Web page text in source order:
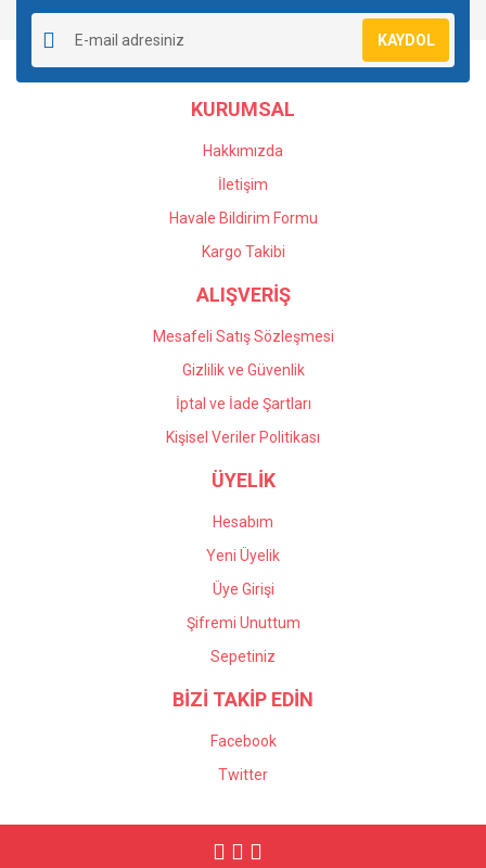
KAYDOL
KURUMSAL
Hakkımızda
İletişim
Havale Bildirim Formu
Kargo Takibi
ALIŞVERİŞ
Mesafeli Satış Sözleşmesi
Gizlilik ve Güvenlik
İptal ve İade Şartları
Kişisel Veriler Politikası
ÜYELİK
Hesabım
Yeni Üyelik
Üye Girişi
Şifremi Unuttum
Sepetiniz
BİZİ TAKİP EDİN
Facebook
Twitter